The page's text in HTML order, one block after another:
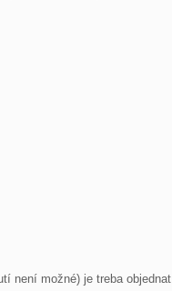
není možné) je treba